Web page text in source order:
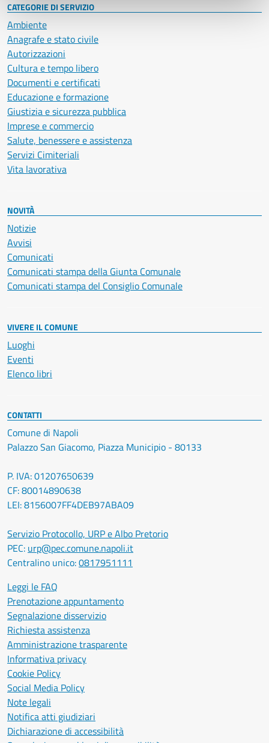
CATEGORIE DI SERVIZIO
Ambiente
Anagrafe e stato civile
Autorizzazioni
Cultura e tempo libero
Documenti e certificati
Educazione e formazione
Giustizia e sicurezza pubblica
Imprese e commercio
Salute, benessere e assistenza
Servizi Cimiteriali
Vita lavorativa
NOVITÀ
Notizie
Avvisi
Comunicati
Comunicati stampa della Giunta Comunale
Comunicati stampa del Consiglio Comunale
VIVERE IL COMUNE
Luoghi
Eventi
Elenco libri
CONTATTI
Comune di Napoli
Palazzo San Giacomo, Piazza Municipio - 80133
P. IVA: 01207650639
CF: 80014890638
LEI: 8156007FF4DEB97ABA09
Servizio Protocollo, URP e Albo Pretorio
PEC: urp@pec.comune.napoli.it
Centralino unico:0817951111
Leggi le FAQ
Prenotazione appuntamento
Segnalazione disservizio
Richiesta assistenza
Amministrazione trasparente
Informativa privacy
Cookie Policy
Social Media Policy
Note legali
Notifica atti giudiziari
Dichiarazione di accessibilità